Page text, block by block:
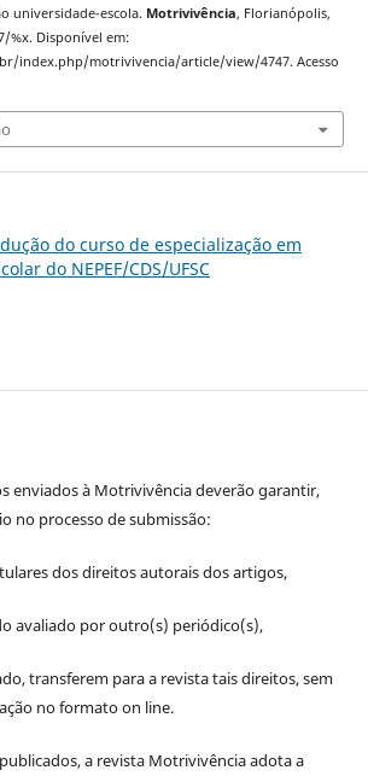
universidade-escola. Motrivivência, Florianópolis,
%x. Disponível em:
index.php/motrivivencia/article/view/4747. Acesso
do curso de especialização em
do NEPEF/CDS/UFSC
enviados à Motrivivência deverão garantir,
no processo de submissão:
dos direitos autorais dos artigos,
avaliado por outro(s) periódico(s),
transferem para a revista tais direitos, sem
no formato on line.
a revista Motrivivência adota a